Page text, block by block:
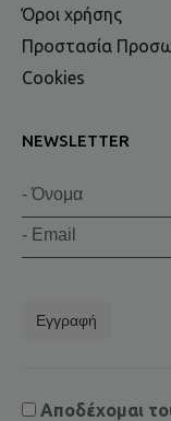
Όροι χρήσης
Προστασία
Cookies
NEWSLETTER
Εγγραφή
Αποδέχομαι